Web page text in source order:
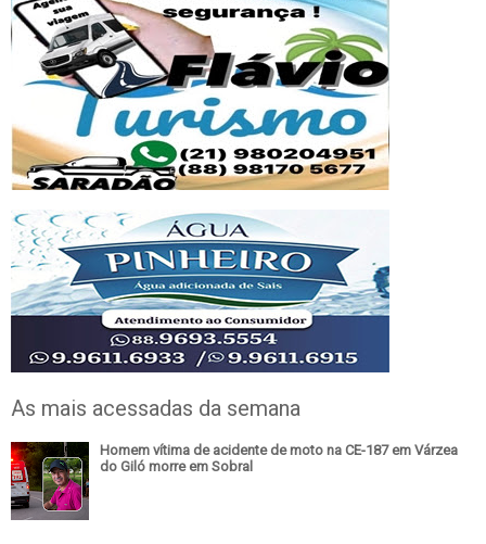
As mais acessadas da semana
Homem vítima de acidente de moto na CE-187 em Várzea
do Giló morre em Sobral